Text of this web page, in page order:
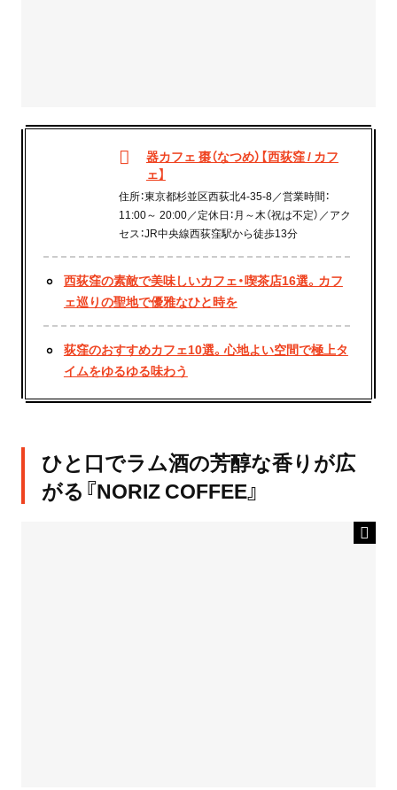
器カフェ 棗（なつめ）【西荻窪 / カフ
ェ】
住所：東京都杉並区西荻北4-35-8／営業時間：
11:00～ 20:00／定休日：月～木（祝は不定）／アク
セス：JR中央線西荻窪駅から徒歩13分
西荻窪の素敵で美味しいカフェ・喫茶店16選。カフ
ェ巡りの聖地で優雅なひと時を
荻窪のおすすめカフェ10選。心地よい空間で極上タ
イムをゆるゆる味わう
ひと口でラム酒の芳醇な香りが広
がる『NORIZ COFFEE』